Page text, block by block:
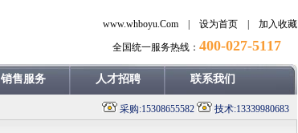
www.whboyu.Com | 设为首页 加入收藏
全国统一服务热线： 400-027-5117
销售服务 人才招聘 联系我们
采购:15308655582 技术:13339980683